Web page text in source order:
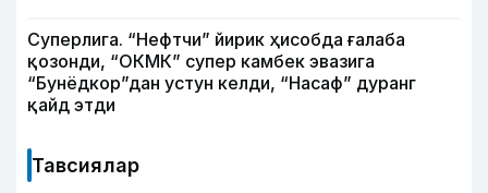
Суперлига. “Нефтчи” йирик ҳисобда ғалаба
қозонди, “ОКМК” супер камбек эвазига
“Бунёдкор”дан устун келди, “Насаф” дуранг
қайд этди
Тавсиялар